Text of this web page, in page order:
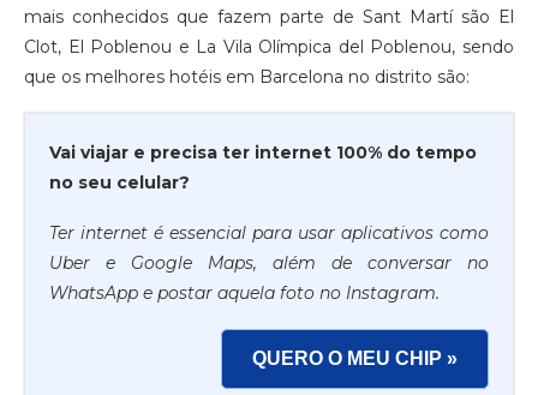
mais conhecidos que fazem parte de Sant Martí são El
Clot, El Poblenou e La Vila Olímpica del Poblenou, sendo
que os melhores hotéis em Barcelona no distrito são:
Vai viajar e precisa ter internet 100% do tempo
no seu celular?
Ter internet é essencial para usar aplicativos como
Uber e Google Maps, além de conversar no
WhatsApp e postar aquela foto no Instagram.
QUERO O MEU CHIP »